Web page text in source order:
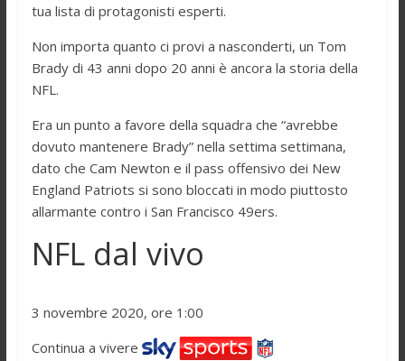
tua lista di protagonisti esperti.
Non importa quanto ci provi a nasconderti, un Tom
Brady di 43 anni dopo 20 anni è ancora la storia della
NFL.
Era un punto a favore della squadra che “avrebbe
dovuto mantenere Brady” nella settima settimana,
dato che Cam Newton e il pass offensivo dei New
England Patriots si sono bloccati in modo piuttosto
allarmante contro i San Francisco 49ers.
NFL dal vivo
3 novembre 2020, ore 1:00
Continua a vivere